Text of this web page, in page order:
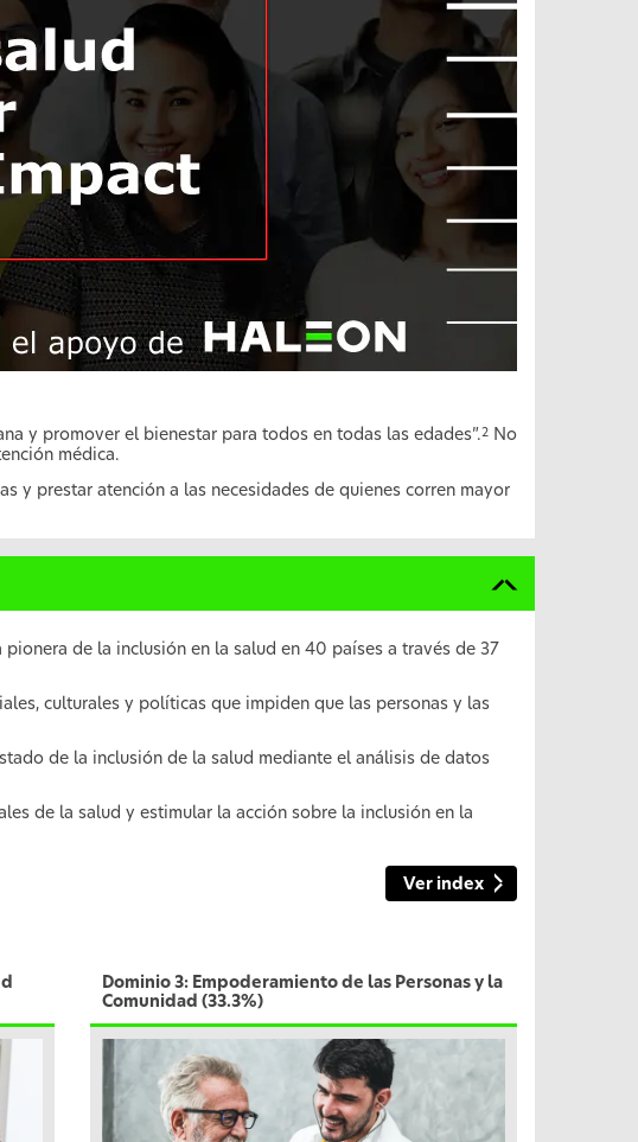
y promover el bienestar para todos en todas las edades”.2
No
médica.
y prestar atención a las necesidades de quienes corren mayor
de la inclusión en la salud en 40 países a través de 37
culturales y políticas que impiden que las personas y las
de la inclusión de la salud mediante el análisis de datos
de la salud y estimular la acción sobre la inclusión en la
Ver index
Dominio 3: Empoderamiento de las Personas y la
Comunidad (33.3%)